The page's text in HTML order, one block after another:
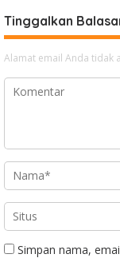
Tinggalkan
Alamat email Anda tidak
Simpan nama,